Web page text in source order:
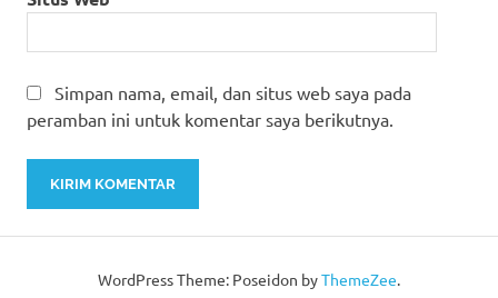
Simpan nama, email, dan situs web saya pada
peramban ini untuk komentar saya berikutnya.
WordPress Theme: Poseidon byThemeZee